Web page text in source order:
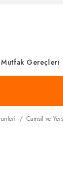
Mutfak Gereçleri
Camsil ve